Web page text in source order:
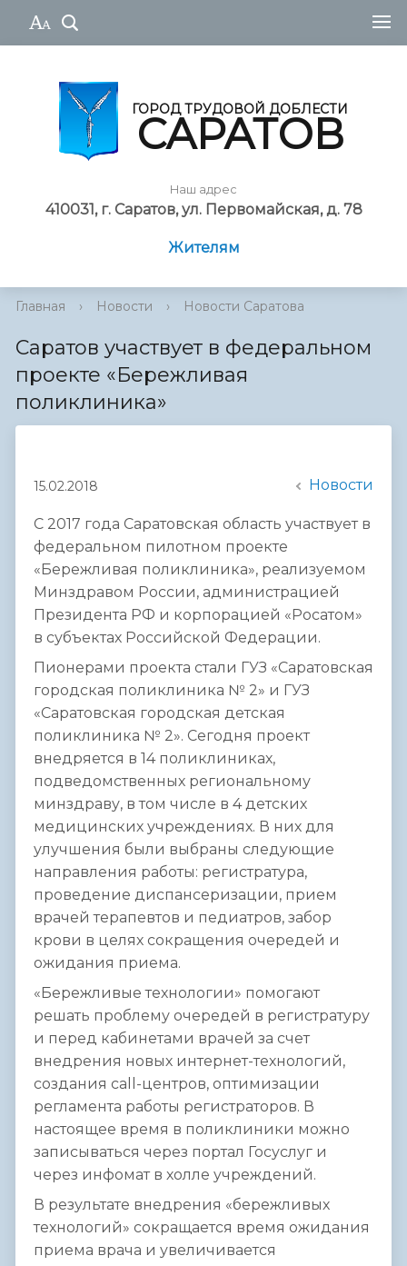
ГОРОД ТРУДОВОЙ ДОБЛЕСТИ
САРАТОВ
Наш адрес
410031, г. Саратов, ул. Первомайская, д. 78
Жителям
Главная › Новости › Новости Саратова
Саратов участвует в федеральном
проекте «Бережливая
поликлиника»
15.02.2018 Новости
С 2017 года Саратовская область участвует в
федеральном пилотном проекте
«Бережливая поликлиника», реализуемом
Минздравом России, администрацией
Президента РФ и корпорацией «Росатом»
в субъектах Российской Федерации.
Пионерами проекта стали ГУЗ «Саратовская
городская поликлиника № 2» и ГУЗ
«Саратовская городская детская
поликлиника № 2». Сегодня проект
внедряется в 14 поликлиниках,
подведомственных региональному
минздраву, в том числе в 4 детских
медицинских учреждениях. В них для
улучшения были выбраны следующие
направления работы: регистратура,
проведение диспансеризации, прием
врачей терапевтов и педиатров, забор
крови в целях сокращения очередей и
ожидания приема.
«Бережливые технологии» помогают
решать проблему очередей в регистратуру
и перед кабинетами врачей за счет
внедрения новых интернет-технологий,
создания call-центров, оптимизации
регламента работы регистраторов. В
настоящее время в поликлиники можно
записываться через портал Госуслуг и
через инфомат в холле учреждений.
В результате внедрения «бережливых
технологий» сокращается время ожидания
приема врача и увеличивается